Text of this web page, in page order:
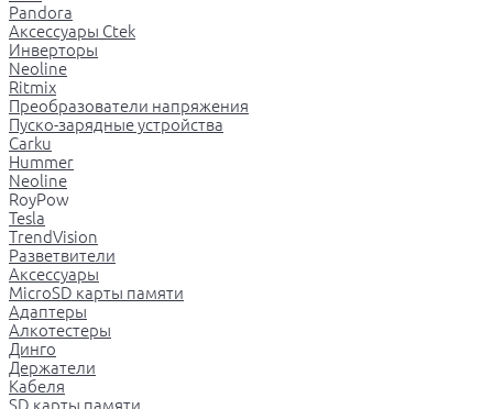
Pandora
Аксессуары Ctek
Инверторы
Neoline
Ritmix
Преобразователи напряжения
Пуско-зарядные устройства
Carku
Hummer
Neoline
RoyPow
Tesla
TrendVision
Разветвители
Аксессуары
MicroSD карты памяти
Адаптеры
Алкотестеры
Динго
Держатели
Кабеля